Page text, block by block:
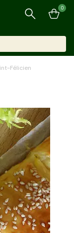
0
Félicien